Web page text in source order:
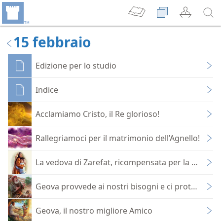
15 febbraio
Edizione per lo studio
Indice
Acclamiamo Cristo, il Re glorioso!
Rallegriamoci per il matrimonio dell’Agnello!
La vedova di Zarefat, ricompensata per la sua
Geova provvede ai nostri bisogni e ci protegge
Geova, il nostro migliore Amico